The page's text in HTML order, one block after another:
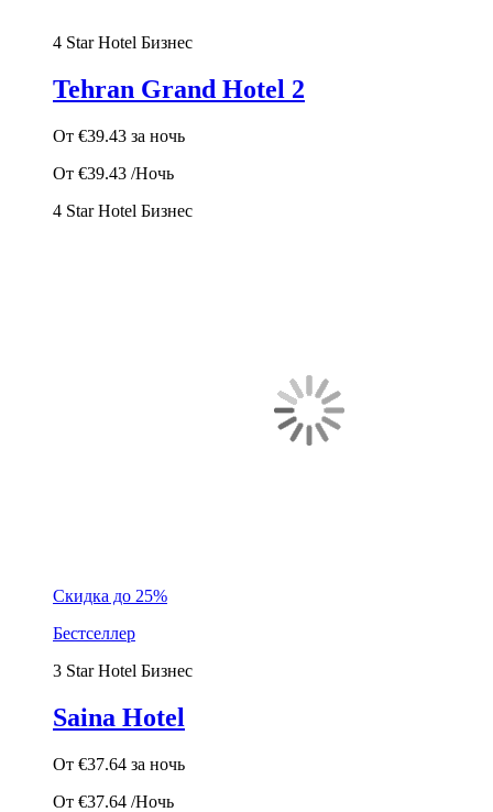
4 Star Hotel Бизнес
Tehran Grand Hotel 2
От €39.43 за ночь
От €39.43 /Ночь
4 Star Hotel Бизнес
Скидка до 25%
Бестселлер
3 Star Hotel Бизнес
Saina Hotel
От €37.64 за ночь
От €37.64 /Ночь